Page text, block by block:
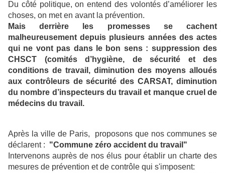
Du côté politique, on entend des volontés d’améliorer les
choses, on met en avant la prévention.
Mais derrière les promesses se cachent
malheureusement depuis plusieurs années des actes
qui ne vont pas dans le bon sens : suppression des
CHSCT (comités d’hygiène, de sécurité et des
conditions de travail, diminution des moyens alloués
aux contrôleurs de sécurité des CARSAT, diminution
du nombre d’inspecteurs du travail et manque cruel de
médecins du travail.
Après la ville de Paris, proposons que nos communes se
déclarent : "Commune zéro accident du travail"
Intervenons auprès de nos élus pour établir un charte des
mesures de prévention et de contrôle qui s'imposent: